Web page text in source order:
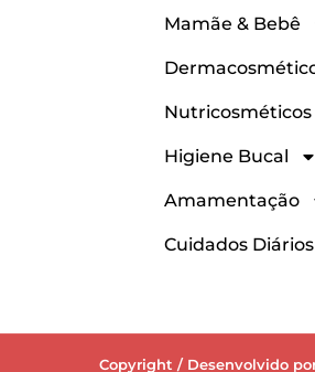
Mamãe & Bebê
Nutricosméticos
Higiene Bucal
Amamentação
Cuidados Diários
Copyright / Desenvolvido